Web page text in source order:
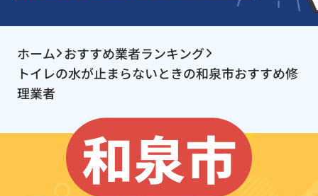
ホーム おすすめ業者ランキング
トイレの水が止まらないときの和泉市おすすめ修
理業者
和泉市